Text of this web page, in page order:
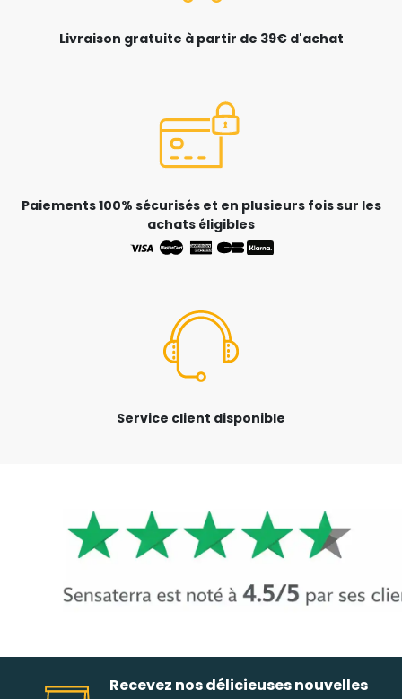
Livraison gratuite à partir de 39€ d'achat
Paiements 100% sécurisés et en plusieurs fois sur les
achats éligibles
Service client disponible
Recevez nos délicieuses nouvelles